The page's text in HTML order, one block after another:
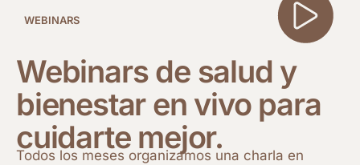
WEBINARS
Webinars de salud y
bienestar en vivo para
cuidarte mejor.
Todos los meses organizamos una charla en